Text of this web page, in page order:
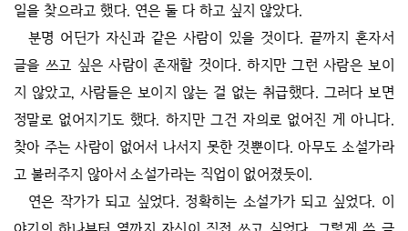
일을 찾으라고 했다. 연은 둘 다 하고 싶지 않았다.
분명 어딘가 자신과 같은 사람이 있을 것이다. 끝까지 혼자서
글을 쓰고 싶은 사람이 존재할 것이다. 하지만 그런 사람은 보이
지 않았고, 사람들은 보이지 않는 걸 없는 취급했다. 그러다 보면
정말로 없어지기도 했다. 하지만 그건 자의로 없어진 게 아니다.
찾아 주는 사람이 없어서 나서지 못한 것뿐이다. 아무도 소설가라
고 불러주지 않아서 소설가라는 직업이 없어졌듯이.
연은 작가가 되고 싶었다. 정확히는 소설가가 되고 싶었다. 이